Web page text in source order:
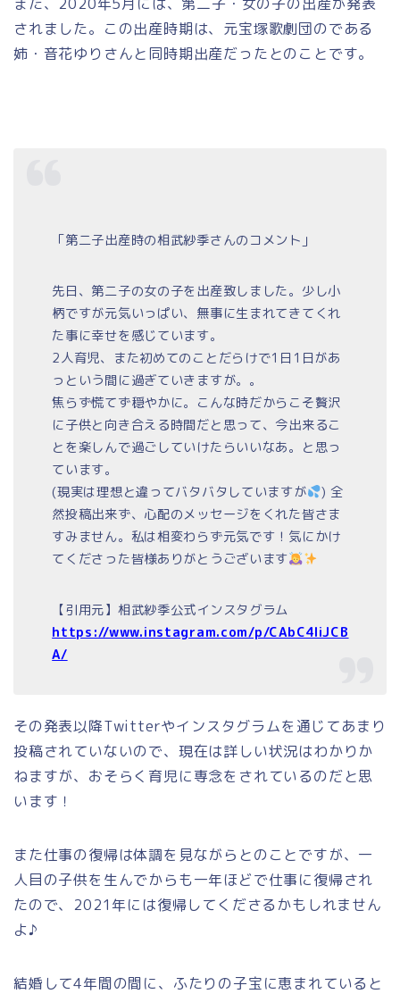
されました。この出産時期は、元宝塚歌劇団のである
姉・音花ゆりさんと同時期出産だったとのことです。
「第二子出産時の相武紗季さんのコメント」
先日、第二子の女の子を出産致しました。少し小
柄ですが元気いっぱい、無事に生まれてきてくれ
た事に幸せを感じています。
2人育児、また初めてのことだらけで1日1日があ
っという間に過ぎていきますが。。
焦らず慌てず穏やかに。こんな時だからこそ贅沢
に子供と向き合える時間だと思って、今出来るこ
とを楽しんで過ごしていけたらいいなあ。と思っ
ています。
(現実は理想と違ってバタバタしていますが
) 全
然投稿出来ず、心配のメッセージをくれた皆さま
すみません。私は相変わらず元気です！気にかけ
てくださった皆様ありがとうございます
【引用元】相武紗季公式インスタグラム
https://www.instagram.com/p/CAbC4liJCB
A/
その発表以降Twitterやインスタグラムを通じてあまり
投稿されていないので、現在は詳しい状況はわかりか
ねますが、おそらく育児に専念をされているのだと思
います！
また仕事の復帰は体調を見ながらとのことですが、一
人目の子供を生んでからも一年ほどで仕事に復帰され
たので、2021年には復帰してくださるかもしれません
よ♪
結婚して4年間の間に、ふたりの子宝に恵まれていると